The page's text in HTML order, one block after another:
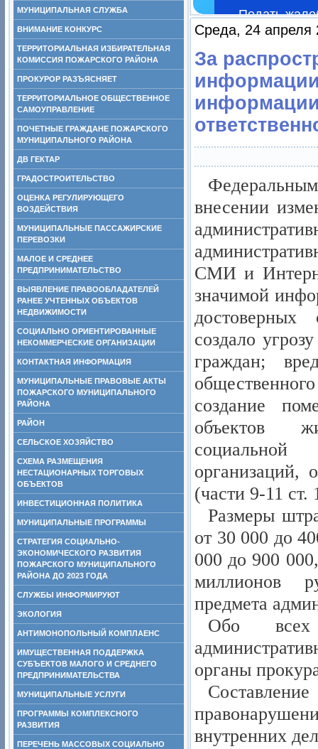
МУНИЦИПАЛЬНАЯ СЛУЖБА
ВНИМАНИЕ КОНКУРС
ТЕРРИТОРИАЛЬНАЯ ИЗБИРАТЕЛЬНАЯ
КОМИССИЯ ПОЖАРСКОГО РАЙОНА
ПРОКУРОР РАЗЪЯСНЯЕТ
ТЕРРИТОРИАЛЬНОЕ ОБЩЕСТВЕННОЕ
САМОУПРАВЛЕНИЕ
ПОЧЕТНЫЕ ГРАЖДАНЕ ПОЖАРСКОГО
МУНИЦИПАЛЬНОГО РАЙОНА
ДВ ГЕКТАР
ГРАДОСТРОИТЕЛЬСТВО
ОЦЕНКА РЕГУЛИРУЮЩЕГО
ВОЗДЕЙСТВИЯ
МУНИЦИПАЛЬНЫЕ ПАССАЖИРСКИЕ
ПЕРЕВОЗКИ
МАЛОЕ И СРЕДНЕЕ
ПРЕДПРИНИМАТЕЛЬСТВО
ВЫЯВЛЕНИЕ ПРАВООБЛАДАТЕЛЕЙ
РАНЕЕ УЧТЕННЫХ ОБЪЕКТОВ
НЕДВИЖИМОСТИ
СОЦИАЛЬНО ОРИЕНТИРОВАННЫЕ
НЕКОММЕРЧЕСКИЕ ОРГАНИЗАЦИИ
КОНТАКТНАЯ ИНФОРМАЦИЯ
МУНИЦИПАЛЬНЫЕ ПРАВОВЫЕ АКТЫ
ПОЖАРСКОГО МУНИЦИПАЛЬНОГО
РАЙОНА
РАЙОН
СЕЛЬСКОЕ ХОЗЯЙСТВО
СХЕМА РАЗМЕЩЕНИЯ
НЕСТАЦИОНАРНЫХ ТОРГОВЫХ
ОБЪЕКТОВ
ИНВЕСТИЦИОННАЯ ПОЛИТИКА
МУНИЦИПАЛЬНЫЕ ПРОГРАММЫ
СТРАТЕГИЯ СОЦИАЛЬНО-
ЭКОНОМИЧЕСКОГО РАЗВИТИЯ
ПОЖАРСКОГО МУНИЦИПАЛЬНОГО
РАЙОНА ДО 2023 ГОДА
СЛУЖБЫ ИНФОРМИРУЮТ
ЭКОЛОГИЯ
АНТИМОНОПОЛЬНЫЙ КОМПЛАЕНС
ИМУЩЕСТВЕННАЯ ПОДДЕРЖКА
СУБЪЕКТОВ МАЛОГО И СРЕДНЕГО
ПРЕДПРИНИМАТЕЛЬСТВА
МУНИЦИПАЛЬНЫЕ УСЛУГИ
ПРОГРАММЫ КОМПЛЕКСНОГО
РАЗВИТИЯ
ПЕРЕЧЕНЬ МАССОВЫХ СОЦИАЛЬНО
Подать
Среда, 24 апреля
За
информации
внесении
СМИ и
значимой
создало
граждан;
создание
объектов
социальной
организаций,
(части 9-11
Размеры
от 30 000 до
000 до 900
миллионов
предмета
Обо всех
органы
внутренних